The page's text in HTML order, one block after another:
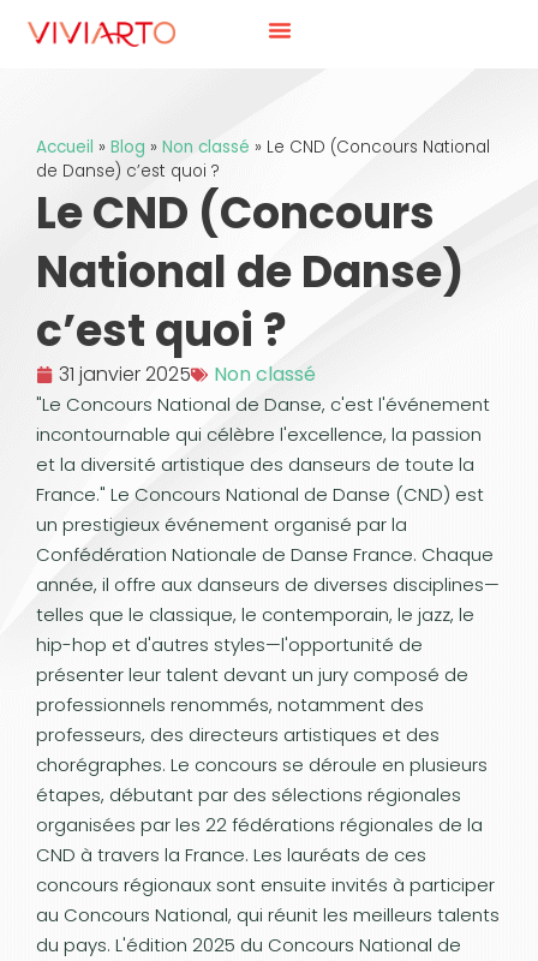
Accueil » Blog » Non classé » Le CND (Concours National
de Danse) c’est quoi ?
Le CND (Concours
National de Danse)
c’est quoi ?
31 janvier 2025 Non classé
"Le Concours National de Danse, c'est l'événement
incontournable qui célèbre l'excellence, la passion
et la diversité artistique des danseurs de toute la
France." Le Concours National de Danse (CND) est
un prestigieux événement organisé par la
Confédération Nationale de Danse France. Chaque
année, il offre aux danseurs de diverses disciplines—
telles que le classique, le contemporain, le jazz, le
hip-hop et d'autres styles—l'opportunité de
présenter leur talent devant un jury composé de
professionnels renommés, notamment des
professeurs, des directeurs artistiques et des
chorégraphes. Le concours se déroule en plusieurs
étapes, débutant par des sélections régionales
organisées par les 22 fédérations régionales de la
CND à travers la France. Les lauréats de ces
concours régionaux sont ensuite invités à participer
au Concours National, qui réunit les meilleurs talents
du pays. L'édition 2025 du Concours National de